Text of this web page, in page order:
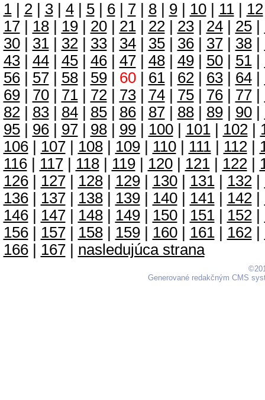
1| 2| 3| 4| 5| 6| 7| 8| 9| 10| 11| 12
17| 18| 19| 20| 21| 22| 23| 24| 25|
30| 31| 32| 33| 34| 35| 36| 37| 38|
43| 44| 45| 46| 47| 48| 49| 50| 51|
56| 57| 58| 59| 60| 61| 62| 63| 64|
69| 70| 71| 72| 73| 74| 75| 76| 77|
82| 83| 84| 85| 86| 87| 88| 89| 90|
95| 96| 97| 98| 99| 100| 101| 102|
106| 107| 108| 109| 110| 111| 112|
116| 117| 118| 119| 120| 121| 122|
126| 127| 128| 129| 130| 131| 132|
136| 137| 138| 139| 140| 141| 142|
146| 147| 148| 149| 150| 151| 152|
156| 157| 158| 159| 160| 161| 162|
166| 167| nasledujúca strana
Generované redakčným CMS